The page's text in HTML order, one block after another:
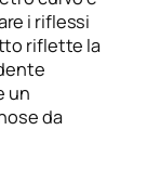
i riflessi
riflette la
un
da